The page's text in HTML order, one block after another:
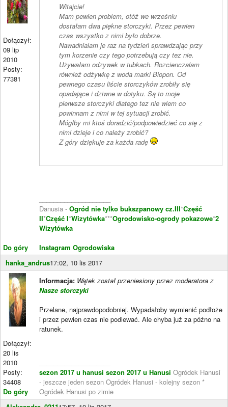
Dołączył:
09 lip
2010
Posty:
77381
Do góry
Witajcie!
Mam pewien problem, otóż we wrześniu
dostałam dwa piękne storczyki. Przez pewien
czas wszystko z nimi było dobrze.
Nawadnialam je raz na tydzień sprawdzając przy
tym korzenie czy tego potrzebują czy tez nie.
Używałam odzywek w tubkach. Rozcienczalam
również odżywkę z woda marki Biopon. Od
pewnego czasu liście storczyków zrobiły się
opadające i dziwne w dotyku. Są to moje
pierwsze storczyki dlatego tez nie wiem co
powinnam z nimi w tej sytuacji zrobić.
Mógłby mi ktoś doradzić/podpowiedzieć co się z
nimi dzieje i co należy zrobić?
Z góry dziękuje za każda radę
Danusia - Ogród nie tylko bukszpanowy cz.III*Część
II*Część I*Wizytówka***Ogrodowisko-ogrody pokazowe*2
Wizytówka
Instagram Ogrodowiska
hanka_andrus17:02, 10 lis 2017
Dołączył:
20 lis
2010
Posty:
34408
Do góry
Informacja: Wątek został przeniesiony przez moderatora z
Nasze storczyki
Przelane, najprawdopodobniej. Wypadałoby wymienić podłoże
i przez pewien czas nie podlewać. Ale chyba już za późno na
ratunek.
sezon 2017 u hanusi sezon 2017 u Hanusi Ogródek Hanusi
- jeszcze jeden sezon Ogródek Hanusi - kolejny sezon *
Ogródek Hanusi po zimie